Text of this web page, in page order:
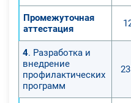
Промежуточная
аттестация
4. Разработка и
внедрение
профилактических
программ